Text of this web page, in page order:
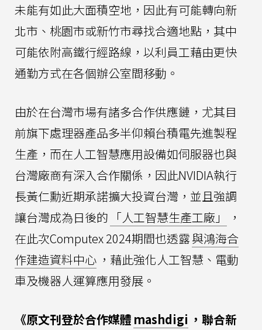
未能有如此大面積空地，因此有可能轉向新
北市、桃園市或新竹市尋找合適地點，其中
可能依附高鐵行經路線，以利員工藉由更快
通勤方式在各個辦公室間移動。
由於在台灣市場有諸多合作供應鏈，尤其目
前旗下處理器產品多半仰賴台積電先進製程
生產，而在人工智慧應用設備如伺服器也與
台灣廠商有深入合作關係，因此NVIDIA執行
長黃仁勳近期承諾擴大投資台灣，並且強調
讓台灣成為日後的 「人工智慧生產工廠」
，
在此次Computex 2024期間也透露與鴻海合
作建造資料中心 ，藉此強化人工智慧、電動
車及機器人運算應用發展。
《原文刊登於合作媒體 mashdigi ，聯合新